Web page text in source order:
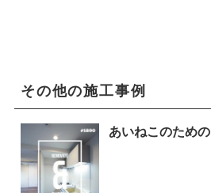
その他の施工事例
あいねこのための